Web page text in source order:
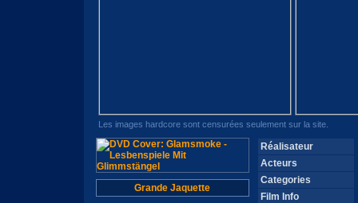
Les images hardcore sont censurées seulement sur la site.
Grande Jaquette
Réalisateur
Acteurs
Categories
Film Info